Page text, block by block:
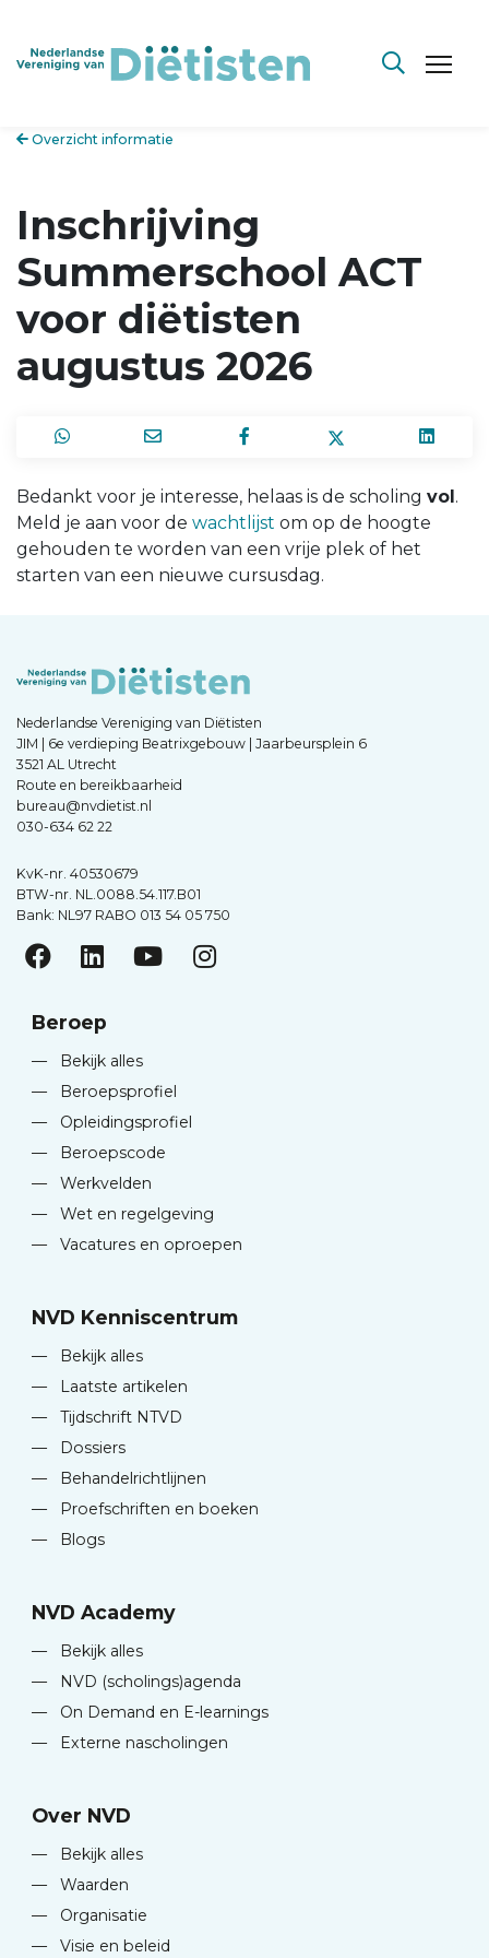
Overzicht informatie
Inschrijving
Summerschool ACT
voor diëtisten
augustus 2026
Bedankt voor je interesse, helaas is de scholing vol.
Meld je aan voor de wachtlijst om op de hoogte
gehouden te worden van een vrije plek of het
starten van een nieuwe cursusdag.
Nederlandse Vereniging van Diëtisten
JIM | 6e verdieping Beatrixgebouw | Jaarbeursplein 6
3521 AL Utrecht
Route en bereikbaarheid
bureau@nvdietist.nl
030-634 62 22
KvK-nr. 40530679
BTW-nr. NL.0088.54.117.B01
Bank: NL97 RABO 013 54 05 750
Beroep
—
Bekijk alles
—
Beroepsprofiel
—
Opleidingsprofiel
—
Beroepscode
—
Werkvelden
—
Wet en regelgeving
—
Vacatures en oproepen
NVD Kenniscentrum
—
Bekijk alles
—
Laatste artikelen
—
Tijdschrift NTVD
—
Dossiers
—
Behandelrichtlijnen
—
Proefschriften en boeken
—
Blogs
NVD Academy
—
Bekijk alles
—
NVD (scholings)agenda
—
On Demand en E-learnings
—
Externe nascholingen
Over NVD
—
Bekijk alles
—
Waarden
—
Organisatie
—
Visie en beleid